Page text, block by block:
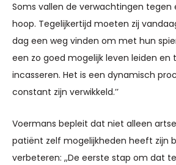
Soms vallen de verwachtingen tegen
hoop. Tegelijkertijd moeten zij
dag een weg vinden om met hun
een zo goed mogelijk leven leiden en
incasseren. Het is een dynamisch
constant zijn verwikkeld.’’
Voermans bepleit dat niet alleen
patiënt zelf mogelijkheden heeft zijn
verbeteren: ,,De eerste stap om dat